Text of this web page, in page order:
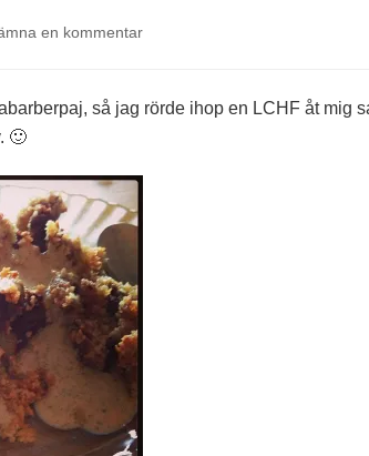
en kommentarpå
så jag rörde ihop en LCHF åt mig
🙂